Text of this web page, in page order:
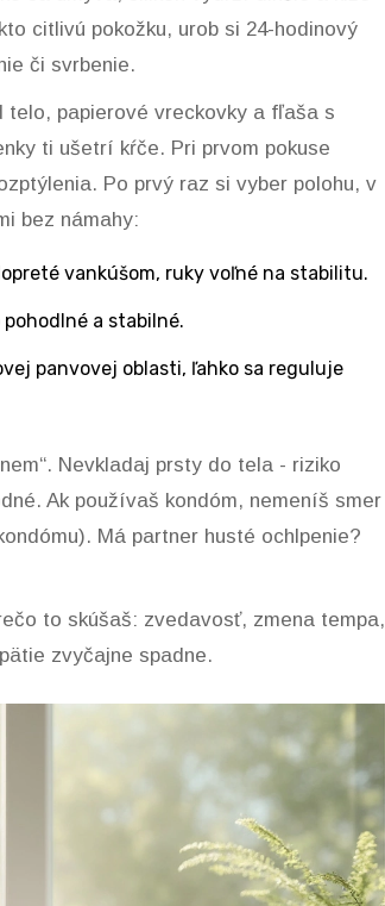
citlivú pokožku, urob si 24-hodinový
či svrbenie.
telo, papierové vreckovky a fľaša s
ti ušetrí kŕče. Pri prvom pokuse
Po prvý raz si vyber polohu, v
bez námahy:
vankúšom, ruky voľné na stabilitu.
a stabilné.
panvovej oblasti, ľahko sa reguluje
Nevkladaj prsty do tela - riziko
Ak používaš kondóm, nemeníš smer
Má partner husté ochlpenie?
to skúšaš: zvedavosť, zmena tempa,
zvyčajne spadne.